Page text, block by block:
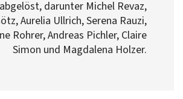
darunter Michel Revaz,
Aurelia Ullrich, Serena Rauzi,
Rohrer, Andreas Pichler, Claire
Simon und Magdalena Holzer.